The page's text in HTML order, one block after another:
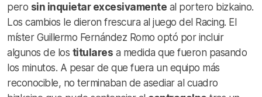
pero sin inquietar excesivamente al portero bizkaino.
Los cambios le dieron frescura al juego del Racing. El
míster Guillermo Fernández Romo optó por incluir
algunos de los titulares a medida que fueron pasando
los minutos. A pesar de que fuera un equipo más
reconocible, no terminaban de asediar al cuadro